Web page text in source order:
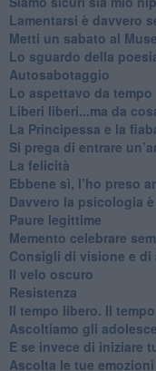
​Lamentarsi è davvero
​Metti un sabato al
​Lo sguardo della
Autosabotaggio
​Lo aspettavo da tempo
​Liberi liberi...ma da
​La Principessa e la
Si prega di entrare
​La felicità
​Ebbene sì, l’ho preso
​Davvero la psicologia
Paure legittime
​Memento celebrare
​Consigli di visione e di
​Il velo oscuro
Resistenza
​Il tempo libero. Il
Ascoltiamo gli
​E se invece di iniziare
​Ascolta le tue